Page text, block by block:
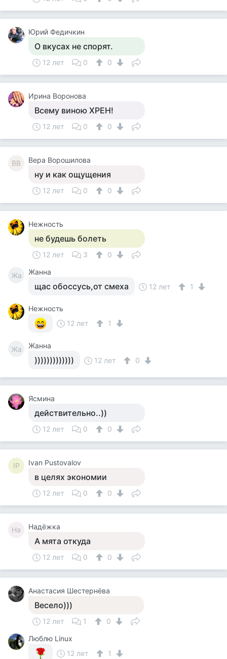
Юрий Федичкин
О вкусах не спорят.
12 лет 0 0
Ирина Воронова
Всему виною ХРЕН!
12 лет 0 0
ВВ Вера Ворошилова
ну и как ощущения
12 лет 0 0
Нежность
не будешь болеть
12 лет 3 0
Жа Жанна
щас обоссусь,от смеха 12 лет 1
Нежность
12 лет
1
Жа Жанна
))))))))))))) 12 лет 0
Ясмина
действительно..))
12 лет 0 0
IP Ivan Pustovalov
в целях экономии
12 лет 0 0
На Надёжка
А мята откуда
12 лет 0 0
Анастасия Шестернёва
Весело)))
12 лет 1
0
Люблю Linux
12 лет
1